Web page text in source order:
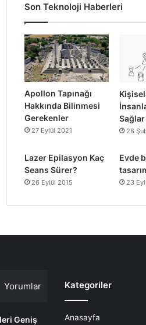
Son Teknoloji Haberleri
Apollon Tapınağı
Hakkında Bilinmesi
Gerekenler
27 Eylül 2021
Kişisel
Sağlar
28
Lazer Epilasyon Kaç
Seans Sürer?
26 Eylül 2015
Evde
23
Yorumlar
Geniş
Kategoriler
Anasayfa